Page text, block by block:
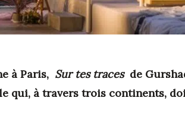
à Paris, Sur tes tracesde
qui, à travers trois continents,